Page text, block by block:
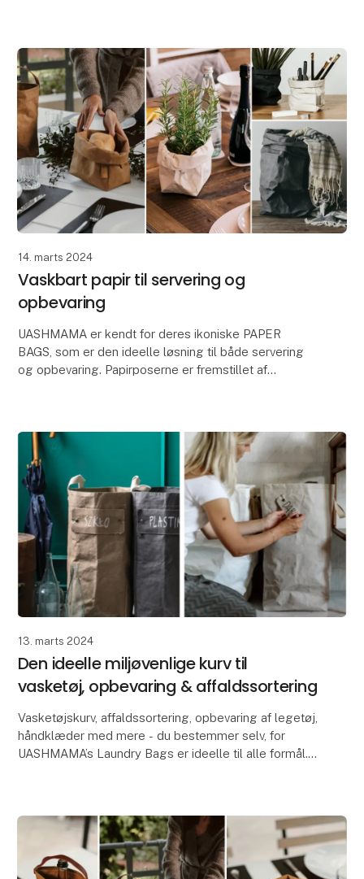
14. marts 2024
Vaskbart papir til servering og
opbevaring
UASHMAMA er kendt for deres ikoniske PAPER
BAGS, som er den ideelle løsning til både servering
og opbevaring. Papirposerne er fremstillet af
13. marts 2024
Den ideelle miljøvenlige kurv til
vasketøj, opbevaring & affaldssortering
Vasketøjskurv, affaldssortering, opbevaring af legetøj,
håndklæder med mere - du bestemmer selv, for
UASHMAMA’s Laundry Bags er ideelle til alle formål.